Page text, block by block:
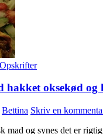
hakket oksekød og
Bettina Skriv en
mad og synes det er